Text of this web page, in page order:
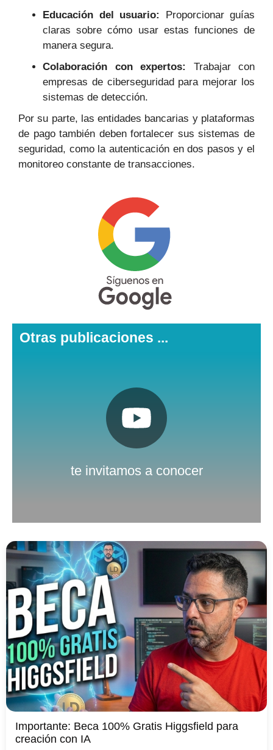
Educación del usuario:
Proporcionar guías
claras sobre cómo usar estas funciones de
manera segura.
Colaboración con expertos:
Trabajar con
empresas de ciberseguridad para mejorar los
sistemas de detección.
Por su parte, las entidades bancarias y plataformas
de pago también deben fortalecer sus sistemas de
seguridad, como la autenticación en dos pasos y el
monitoreo constante de transacciones.
Otras publicaciones ...
te invitamos a conocer
Pulsa aquí
Importante: Beca 100% Gratis Higgsfield para
creación con IA